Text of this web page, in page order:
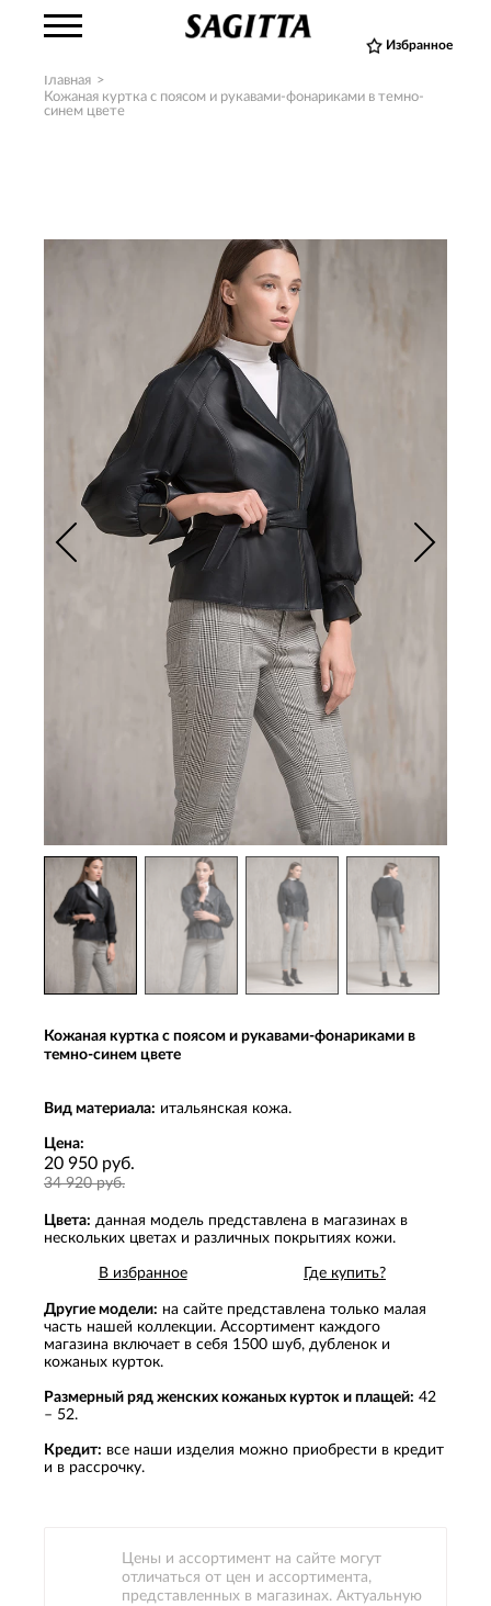
Избранное
Главная >
Кожаная куртка с поясом и рукавами-фонариками в темно-
синем цвете
Кожаная куртка с поясом и рукавами-фонариками в
темно-синем цвете
Вид материала: итальянская кожа.
Цена:
20 950 руб.
34 920 руб.
Цвета: данная модель представлена в магазинах в
нескольких цветах и различных покрытиях кожи.
В избранное Где купить?
Другие модели: на сайте представлена только малая
часть нашей коллекции. Ассортимент каждого
магазина включает в себя 1500 шуб, дубленок и
кожаных курток.
Размерный ряд женских кожаных курток и плащей: 42
– 52.
Кредит: все наши изделия можно приобрести в кредит
и в рассрочку.
Цены и ассортимент на сайте могут
отличаться от цен и ассортимента,
представленных в магазинах. Актуальную